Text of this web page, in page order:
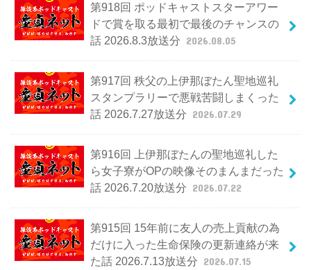
第918回 ポッドキャストスターアワー
ドで賞を取る最初で最後のチャンスの
話 2026.8.3放送分 2026.08.05
第917回 秩父の上伊那ぼたん聖地巡礼
スタンプラリーで悪戦苦闘しまくった
話 2026.7.27放送分 2026.07.29
第916回 上伊那ぼたんの聖地巡礼した
ら女子寮がOPの映像そのまんまだった
話 2026.7.20放送分 2026.07.22
第915回 15年前に友人の売上貢献の為
だけに入った生命保険の更新連絡が来
た話 2026.7.13放送分 2026.07.15